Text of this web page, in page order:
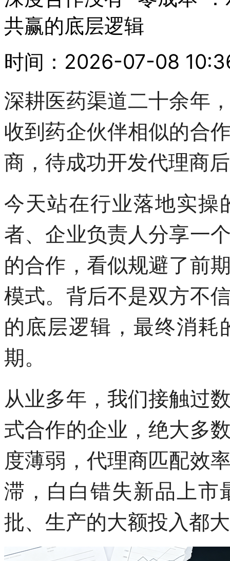
共赢的底层逻辑
时间：2026-07-08
深耕医药渠道二十余年
收到药企伙伴相似的合
商，待成功开发代理商
今天站在行业落地实
者、企业负责人分享一
的合作，看似规避了前
模式。背后不是双方不
的底层逻辑，最终消
期。
从业多年，我们接触过
式合作的企业，绝大多
度薄弱，代理商匹配效
滞，白白错失新品上
批、生产的大额投入都